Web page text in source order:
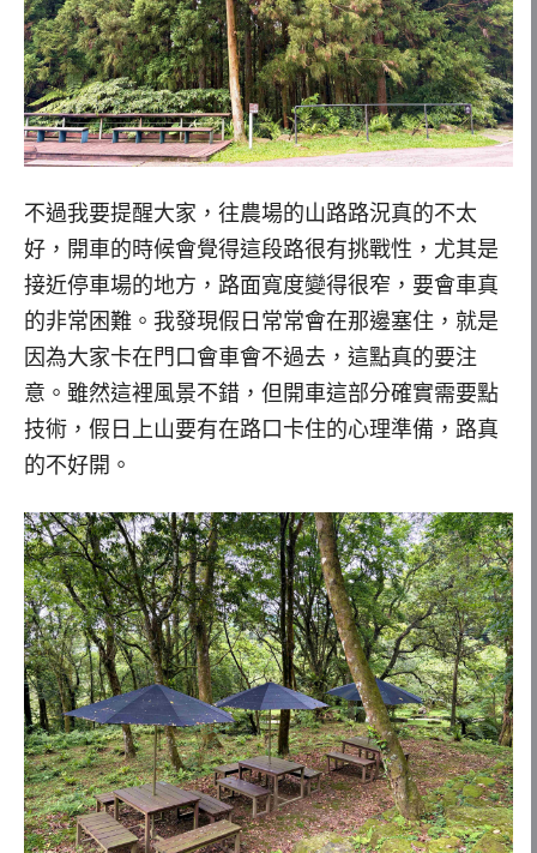
不過我要提醒大家，往農場的山路路況真的不太
好，開車的時候會覺得這段路很有挑戰性，尤其是
接近停車場的地方，路面寬度變得很窄，要會車真
的非常困難。我發現假日常常會在那邊塞住，就是
因為大家卡在門口會車會不過去，這點真的要注
意。雖然這裡風景不錯，但開車這部分確實需要點
技術，假日上山要有在路口卡住的心理準備，路真
的不好開。